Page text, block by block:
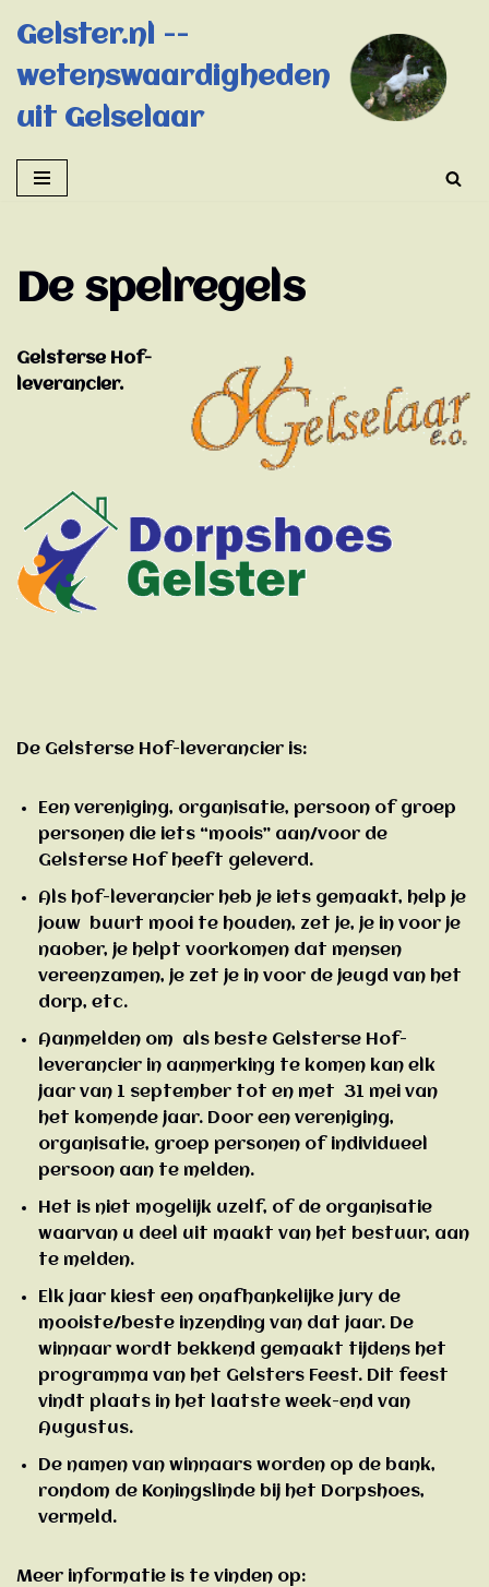
naar
de
Gelster.nl --
wetenswaardigheden
uit Gelselaar
De spelregels
Gelsterse Hof-
leverancier.
De Gelsterse Hof-leverancier is:
Een vereniging, organisatie, persoon of groep
personen die iets “moois” aan/voor de
Gelsterse Hof heeft geleverd.
Als hof-leverancier heb je iets gemaakt, help je
jouw buurt mooi te houden, zet je, je in voor je
naober, je helpt voorkomen dat mensen
vereenzamen, je zet je in voor de jeugd van het
dorp, etc.
Aanmelden om als beste Gelsterse Hof-
leverancier in aanmerking te komen kan elk
jaar van 1 september tot en met 31 mei van
het komende jaar. Door een vereniging,
organisatie, groep personen of individueel
persoon aan te melden.
Het is niet mogelijk uzelf, of de organisatie
waarvan u deel uit maakt van het bestuur, aan
te melden.
Elk jaar kiest een onafhankelijke jury de
mooiste/beste inzending van dat jaar. De
winnaar wordt bekkend gemaakt tijdens het
programma van het Gelsters Feest. Dit feest
vindt plaats in het laatste week-end van
Augustus.
De namen van winnaars worden op de bank,
rondom de Koningslinde bij het Dorpshoes,
vermeld.
Meer informatie is te vinden op: